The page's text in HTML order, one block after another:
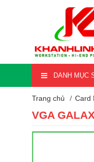
DANH MỤC
Trang chủ Card
VGA